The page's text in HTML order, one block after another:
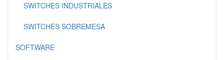
SWITCHES INDUSTRIALES
SWITCHES SOBREMESA
SOFTWARE